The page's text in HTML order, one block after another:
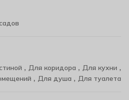
, Для коридора , Для кухни ,
, Для душа , Для туалета